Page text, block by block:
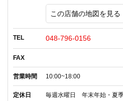
この店舗の地図を見る
TEL 048-796-0156
FAX
営業時間 10:00~18:00
定休日 毎週水曜日 年末年始・夏季